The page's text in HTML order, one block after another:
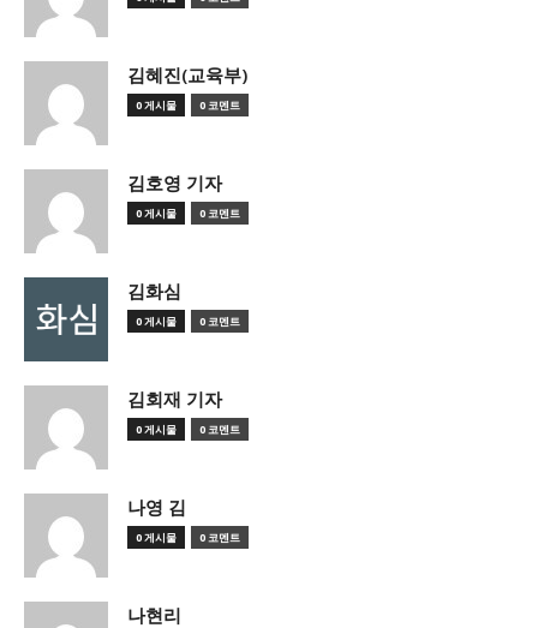
김혜진(교육부)
0 게시물 0 코멘트
김호영 기자
0 게시물 0 코멘트
김화심
0 게시물 0 코멘트
김회재 기자
0 게시물 0 코멘트
나영 김
0 게시물 0 코멘트
나현리